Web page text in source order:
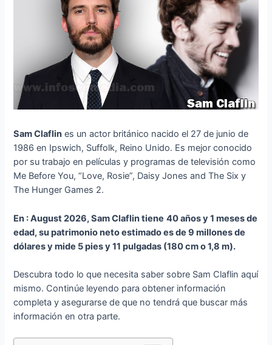
Sam Claflin es un actor británico nacido el 27 de junio de
1986 en Ipswich, Suffolk, Reino Unido. Es mejor conocido
por su trabajo en películas y programas de televisión como
Me Before You, “Love, Rosie”, Daisy Jones and The Six y
The Hunger Games 2.
En : August 2026, Sam Claflin tiene 40 años y 1 meses de
edad, su patrimonio neto estimado es de 9 millones de
dólares y mide 5 pies y 11 pulgadas (180 cm o 1,8 m).
Descubra todo lo que necesita saber sobre Sam Claflin aquí
mismo. Continúe leyendo para obtener información
completa y asegurarse de que no tendrá que buscar más
información en otra parte.